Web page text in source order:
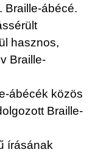
Braille-ábécé.
hasznos,
Braille-
ábécék közös
Braille-
írásának